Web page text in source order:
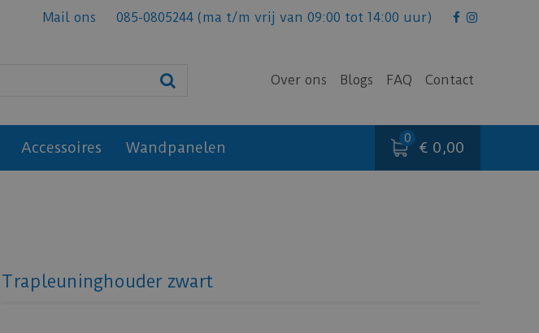
Mail ons 085-0805244 (ma t/m vrij van 09:00 tot 14:00 uur)
Over ons Blogs FAQ Contact
Accessoires Wandpanelen € 0,00
Trapleuninghouder zwart